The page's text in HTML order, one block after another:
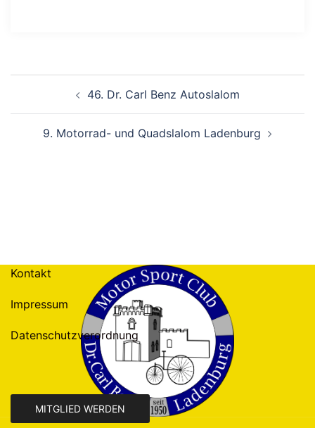
46. Dr. Carl Benz Autoslalom
9. Motorrad- und Quadslalom Ladenburg
Kontakt
Impressum
Datenschutzverordnung
MITGLIED WERDEN